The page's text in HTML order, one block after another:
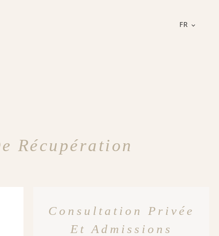
FR
Récupération
Consultation Privée
Et Admissions